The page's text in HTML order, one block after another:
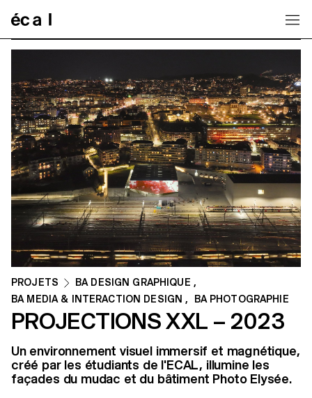
PROJETS BA DESIGN GRAPHIQUE ,
BA MEDIA & INTERACTION DESIGN , BA PHOTOGRAPHIE
PROJECTIONS XXL – 2023
Un environnement visuel immersif et magnétique,
créé par les étudiants de l'ECAL, illumine les
façades du mudac et du bâtiment Photo Elysée.